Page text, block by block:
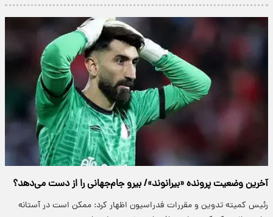
آخرین وضعیت پرونده «بیرانوند»/ بیرو جام‌جهانی را از دست می‌دهد؟
رئیس کمیته تدوین و مقررات فدراسیون اظهار کرد: ممکن است در آستانه